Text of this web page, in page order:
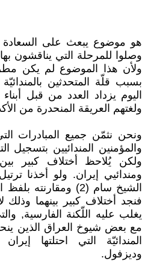
هو موضوع يبعث على السعادة
وصلوا للمرحلة التي يناقشون
ولأن هذا الموضوع لم يكن
بسبب قلّة المتحدثين
اليوم يزداد العدد من قبل
ولغتهم العريقة المنحدرة من
ونحن نثمّن جميع المبادرات
والمؤمنين المندائيين بتسجيل
ولكن يُلاحظ أختلاف كبير
ومندائيي إيران. ولو أخذنا
فنجد أختلاف كبير بينهما وذلك
يغلب عليه اللّكنة الفارسية,
مع بعض شيوخ العراق الذين
المندائيّة التي احتلتها
وديزفول.